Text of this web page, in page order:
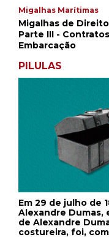
Migalhas Marítimas
Migalhas de
Parte III -
Embarcação
PILULAS
Em 29 de julho de
Alexandre Dumas,
de Alexandre
costureira, foi,